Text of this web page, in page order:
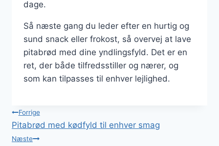
dage.
Så næste gang du leder efter en hurtig og
sund snack eller frokost, så overvej at lave
pitabrød med dine yndlingsfyld. Det er en
ret, der både tilfredsstiller og nærer, og
som kan tilpasses til enhver lejlighed.
Indlægsnavigation
Forrige
Pitabrød med kødfyld til enhver smag
Næste